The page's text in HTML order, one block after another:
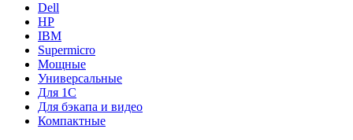
Dell
HP
IBM
Supermicro
Мощные
Универсальные
Для 1С
Для бэкапа и видео
Компактные